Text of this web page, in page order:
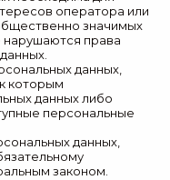
оператора или
значимых
нарушаются права
данных,
которым
данных либо
персональные
данных,
законом.